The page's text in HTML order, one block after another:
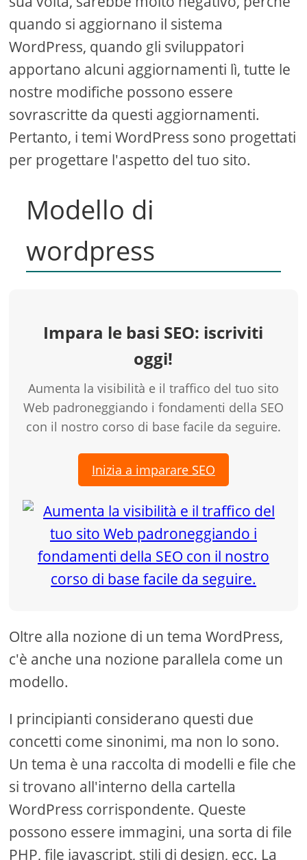
quando si aggiornano il sistema
WordPress, quando gli sviluppatori
apportano alcuni aggiornamenti lì, tutte le
nostre modifiche possono essere
sovrascritte da questi aggiornamenti.
Pertanto, i temi WordPress sono progettati
per progettare l'aspetto del tuo sito.
Modello di
wordpress
Impara le basi SEO: iscriviti
oggi!
Aumenta la visibilità e il traffico del tuo sito
Web padroneggiando i fondamenti della SEO
con il nostro corso di base facile da seguire.
Inizia a imparare SEO
Oltre alla nozione di un tema WordPress,
c'è anche una nozione parallela come un
modello.
I principianti considerano questi due
concetti come sinonimi, ma non lo sono.
Un tema è una raccolta di modelli e file che
si trovano all'interno della cartella
WordPress corrispondente. Queste
possono essere immagini, una sorta di file
PHP, file javascript, stili di design, ecc. La